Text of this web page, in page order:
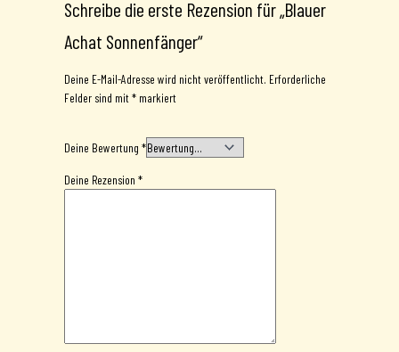
Schreibe die erste Rezension für „Blauer
Achat Sonnenfänger“
Deine E-Mail-Adresse wird nicht veröffentlicht. Erforderliche
Felder sind mit*markiert
Deine Bewertung *
Deine Rezension *